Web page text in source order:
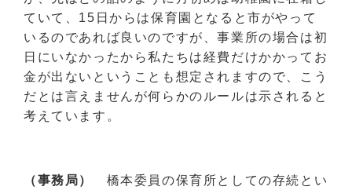
ていて、15日からは保育園となると市がやって
いるのであれば良いのですが、事業所の場合は初
日にいなかったから私たちは経費だけかかってお
金が出ないということも想定されますので、こう
だとは言えませんが何らかのルールは示されると
考えています。
（事務局）
橋本委員の保育所としての存続とい